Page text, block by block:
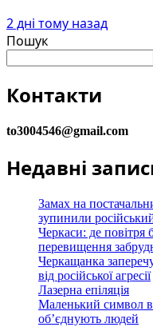
2 дні тому назад
Пошук
Контакти
to3004546@gmail.com
Недавні
Замах на
зупинили
Черкаси: де повітря
перевищення
Черкащанка
від російської агресії
Лазерна епіляція
Маленький символ
об’єднують людей